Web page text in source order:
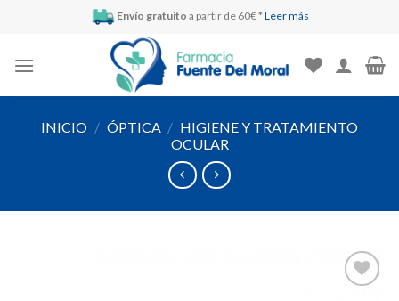
Envío gratuito a partir de 60€ * Leer más
INICIO / ÓPTICA / HIGIENE Y TRATAMIENTO
OCULAR